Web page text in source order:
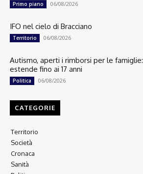
Primo piano 06/08/2026
IFO nel cielo di Bracciano
Territorio 06/08/2026
Autismo, aperti i rimborsi per le
estende fino ai 17 anni
Politica 06/08/2026
CATEGORIE
Territorio
Società
Cronaca
Sanità